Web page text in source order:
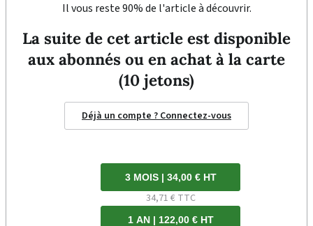
Il vous reste 90% de l'article à découvrir.
La suite de cet article est disponible
aux abonnés ou en achat à la carte
(10 jetons)
Déjà un compte ? Connectez-vous
3 MOIS | 34,00 € HT
34,71 € TTC
1 AN | 122,00 € HT